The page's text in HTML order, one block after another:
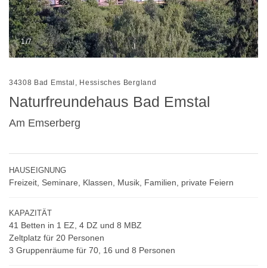
1/7
34308 Bad Emstal, Hessisches Bergland
Naturfreundehaus Bad Emstal
Am Emserberg
HAUSEIGNUNG
Freizeit, Seminare, Klassen, Musik, Familien, private Feiern
KAPAZITÄT
41 Betten in 1 EZ, 4 DZ und 8 MBZ
Zeltplatz für 20 Personen
3 Gruppenräume für 70, 16 und 8 Personen